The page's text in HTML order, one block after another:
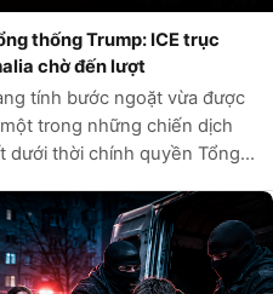
thống Trump: ICE trục
chờ đến lượt
tính bước ngoặt vừa được
trong những chiến dịch
dưới thời chính quyền Tổng